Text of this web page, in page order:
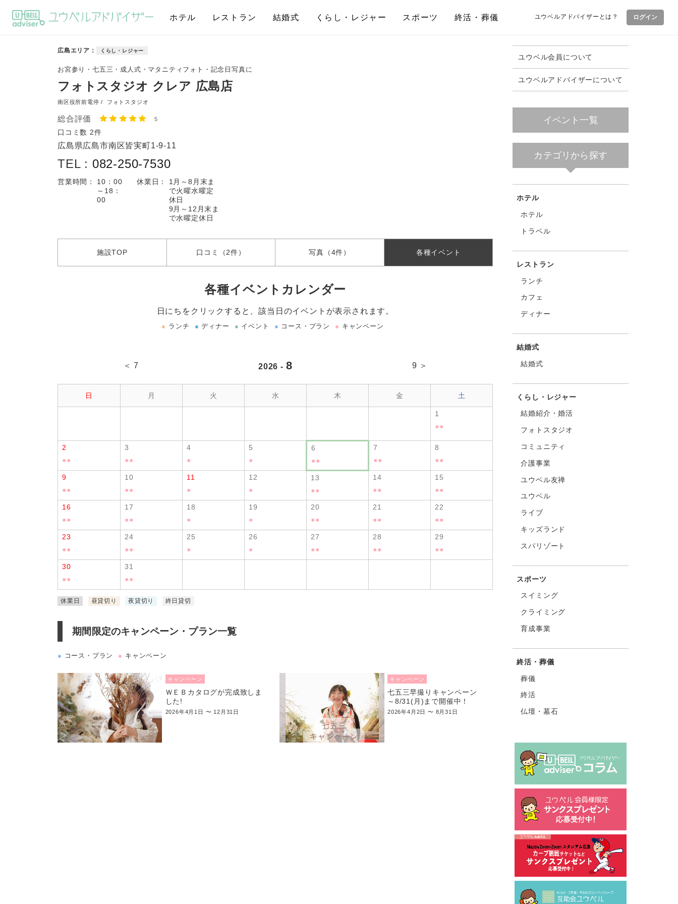
ホテル レストラン 結婚式 くらし・レジャー スポーツ 終活・葬儀 ユウベルアドバイザーとは？ ログイン
広島エリア くらし・レジャー
お宮参り・七五三・成人式・マタニティフォト・記念日写真に
フォトスタジオ クレア 広島店
南区役所前電停 / フォトスタジオ
総合評価 5
口コミ数 2件
広島県広島市南区皆実町1-9-11
TEL : 082-250-7530
営業時間：
10：00
～18：
00
休業日：
1月～8月末ま
で火曜水曜定
休日
9月～12月末ま
で水曜定休日
施設TOP 口コミ （2件） 写真 （4件） 各種イベント
各種イベントカレンダー
日にちをクリックすると、該当日のイベントが表示されます。
● ランチ ● ディナー ● イベント ● コース・プラン ● キャンペーン
＜ 7 2026 - 8 9 ＞
日 月 火 水 木 金 土
1
●●
2
●●
3
●●
4
●
5
●
6
●●
7
●●
8
●●
9
●●
10
●●
11
●
12
●
13
●●
14
●●
15
●●
16
●●
17
●●
18
●
19
●
20
●●
21
●●
22
●●
23
●●
24
●●
25
●
26
●
27
●●
28
●●
29
●●
30
●●
31
●●
休業日 昼貸切り 夜貸切り 終日貸切
期間限定のキャンペーン・プラン一覧
● コース・プラン ● キャンペーン
キャンペーン
ＷＥＢカタログが完成致しま
した!
2026年4月1日 〜 12月31日
キャンペーン
七五三早撮りキャンペーン
～8/31(月)まで開催中！
2026年4月2日 〜 8月31日
ユウベル会員について
ユウベルアドバイザーについて
イベント一覧
カテゴリから探す
ホテル
ホテル
トラベル
レストラン
ランチ
カフェ
ディナー
結婚式
結婚式
くらし・レジャー
結婚紹介・婚活
フォトスタジオ
コミュニティ
介護事業
ユウベル友禅
ユウベル
ライブ
キッズランド
スパリゾート
スポーツ
スイミング
クライミング
育成事業
終活・葬儀
葬儀
終活
仏壇・墓石